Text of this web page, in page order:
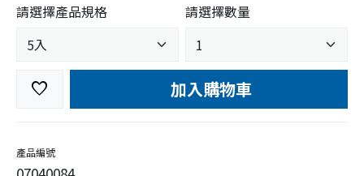
請選擇產品規格 請選擇數量
favorite 加入購物車
產品編號